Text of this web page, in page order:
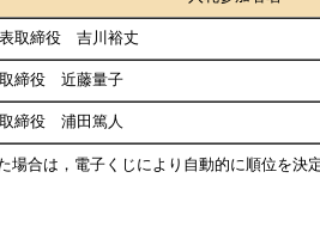
取締役 吉川裕丈
締役 近藤量子
締役 浦田篤人
場合は，電子くじにより自動的に順位を決